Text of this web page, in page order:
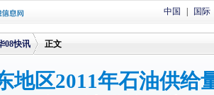
中国 国际
08快讯 正文
地区2011年石油供给